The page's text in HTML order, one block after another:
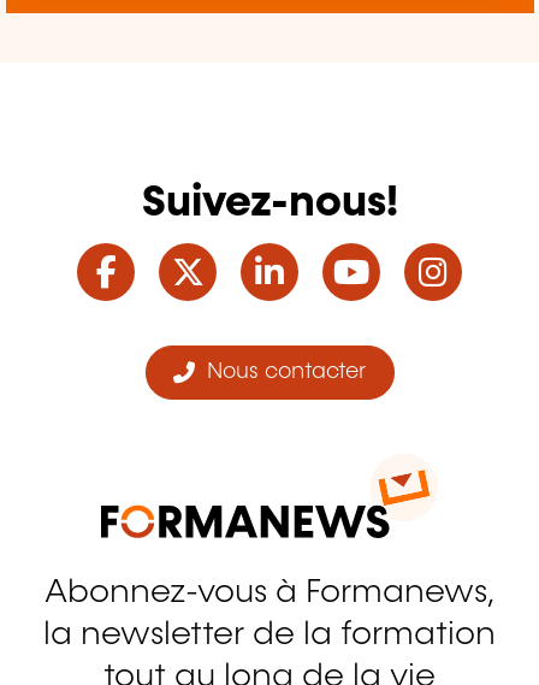
Suivez-nous!
Facebook
TwitterLinkedInYouTube
Nous contacter
Abonnez-vous à Formanews,
la newsletter de la formation
tout au long de la vie